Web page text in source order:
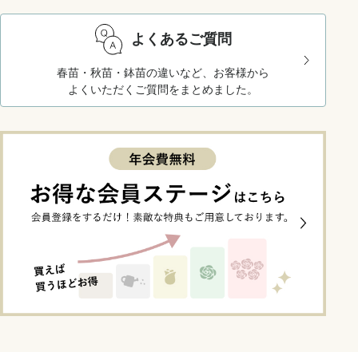
よくあるご質問
春苗・秋苗・鉢苗の違いなど、お客様から
よくいただくご質問をまとめました。